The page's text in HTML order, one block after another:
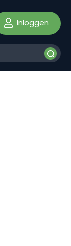
Inloggen